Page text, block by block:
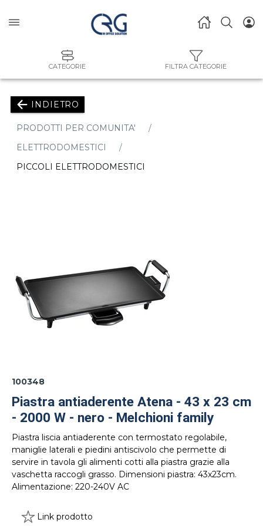
CATEGORIE FILTRA CATEGORIE
INDIETRO
PRODOTTI PER COMUNITA'
ELETTRODOMESTICI
PICCOLI ELETTRODOMESTICI
100348
Piastra antiaderente Atena - 43 x 23 cm
- 2000 W - nero - Melchioni family
Piastra liscia antiaderente con termostato regolabile,
maniglie laterali e piedini antiscivolo che permette di
servire in tavola gli alimenti cotti alla piastra grazie alla
vaschetta raccogli grasso. Dimensioni piastra: 43x23cm.
Alimentazione: 220-240V AC
Link prodotto